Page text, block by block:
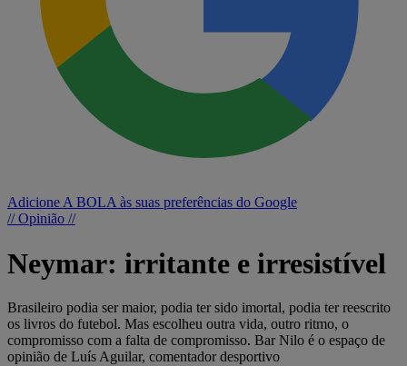
Adicione A BOLA às suas preferências do Google
// Opinião //
Neymar: irritante e irresistível
Brasileiro podia ser maior, podia ter sido imortal, podia ter reescrito
os livros do futebol. Mas escolheu outra vida, outro ritmo, o
compromisso com a falta de compromisso. Bar Nilo é o espaço de
opinião de Luís Aguilar, comentador desportivo